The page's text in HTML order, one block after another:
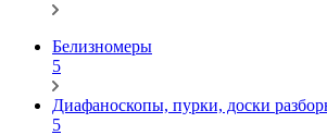
Белизномеры
5
Диафаноскопы, пурки, доски
5